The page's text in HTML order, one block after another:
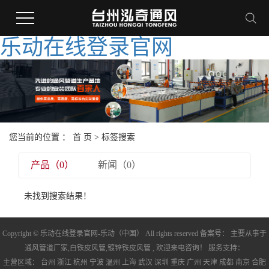
乐动在线登录官网
您当前的位置 ： 首 页 > 标签搜索
产品（0） 新闻（0）
未找到搜索结果！
Copyright © 乐动在线登录官网-乐动（中国） All rights reserved 备案号： 主要从事于
通风管道厂家, 白铁皮风管,镀锌铁皮风管 , 欢迎来电咨询！ 服务支持：
主营区域： 台州 浙江 杭州 宁波 温州 上海 武汉 深圳 重庆 广州 天津 成都 南京 合肥